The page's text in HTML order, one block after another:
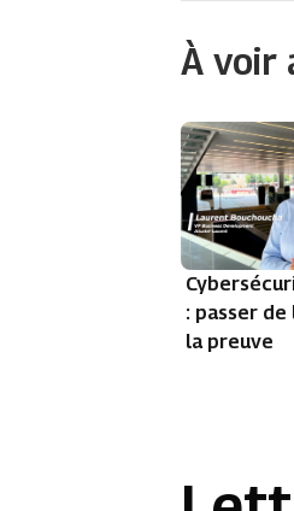
À voir
: passer
la preuve